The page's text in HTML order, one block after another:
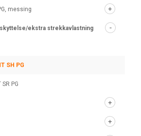
messing
ekstra strekkavlastning
SH PG
SR PG